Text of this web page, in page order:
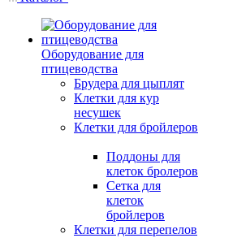
Оборудование для
птицеводства
Брудера для цыплят
Клетки для кур
несушек
Клетки для бройлеров
Поддоны для
клеток бролеров
Сетка для
клеток
бройлеров
Клетки для перепелов